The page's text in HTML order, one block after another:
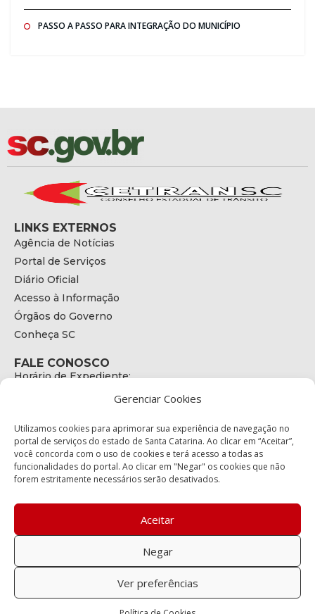
Gerenciar Cookies
Utilizamos cookies para aprimorar sua experiência de navegação no
portal de serviços do estado de Santa Catarina. Ao clicar em “Aceitar”,
você concorda com o uso de cookies e terá acesso a todas as
funcionalidades do portal. Ao clicar em "Negar" os cookies que não
forem estritamente necessários serão desativados.
Aceitar
Negar
Ver preferências
PASSO A PASSO PARA INTEGRAÇÃO DO MUNICÍPIO
LINKS EXTERNOS
Agência de Notícias
Portal de Serviços
Diário Oficial
Acesso à Informação
Órgãos do Governo
Conheça SC
FALE CONOSCO
Horário de Expediente:
E-mail:
secretariaexecutiva@cetran.sc.gov.br
ENDEREÇO
Endereço:
Bairro:
Coqueiros, Florianópolis SC
88.080-160
Política de privacidade
Copyright © 2023 Todos os Direitos Reservados SC - Governo de